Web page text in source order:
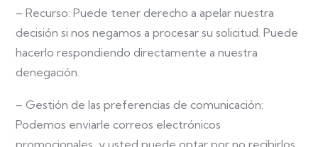
– Recurso: Puede tener derecho a apelar nuestra
decisión si nos negamos a procesar su solicitud. Puede
hacerlo respondiendo directamente a nuestra
denegación.
– Gestión de las preferencias de comunicación:
Podemos enviarle correos electrónicos
promocionales, y usted puede optar por no recibirlos